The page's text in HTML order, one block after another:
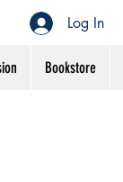
Bookstore
Log In